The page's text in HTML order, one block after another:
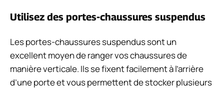
Utilisez des portes-chaussures suspendus
Les portes-chaussures suspendus sont un
excellent moyen de ranger vos chaussures de
manière verticale. Ils se fixent facilement à l’arrière
d’une porte et vous permettent de stocker plusieurs